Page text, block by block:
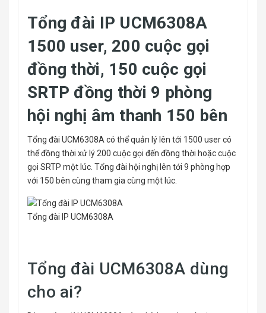
Tổng đài IP UCM6308A
1500 user, 200 cuộc gọi
đồng thời, 150 cuộc gọi
SRTP đồng thời 9 phòng
hội nghị âm thanh 150 bên
Tổng đài UCM6308A có thể quản lý lên tới 1500 user có
thể đồng thời xử lý 200 cuộc gọi đến đồng thời hoặc cuộc
gọi SRTP một lúc. Tổng đài hội nghị lên tới 9 phòng hợp
với 150 bên cùng tham gia cùng một lúc.
Tổng đài IP UCM6308A
Tổng đài UCM6308A dùng
cho ai?